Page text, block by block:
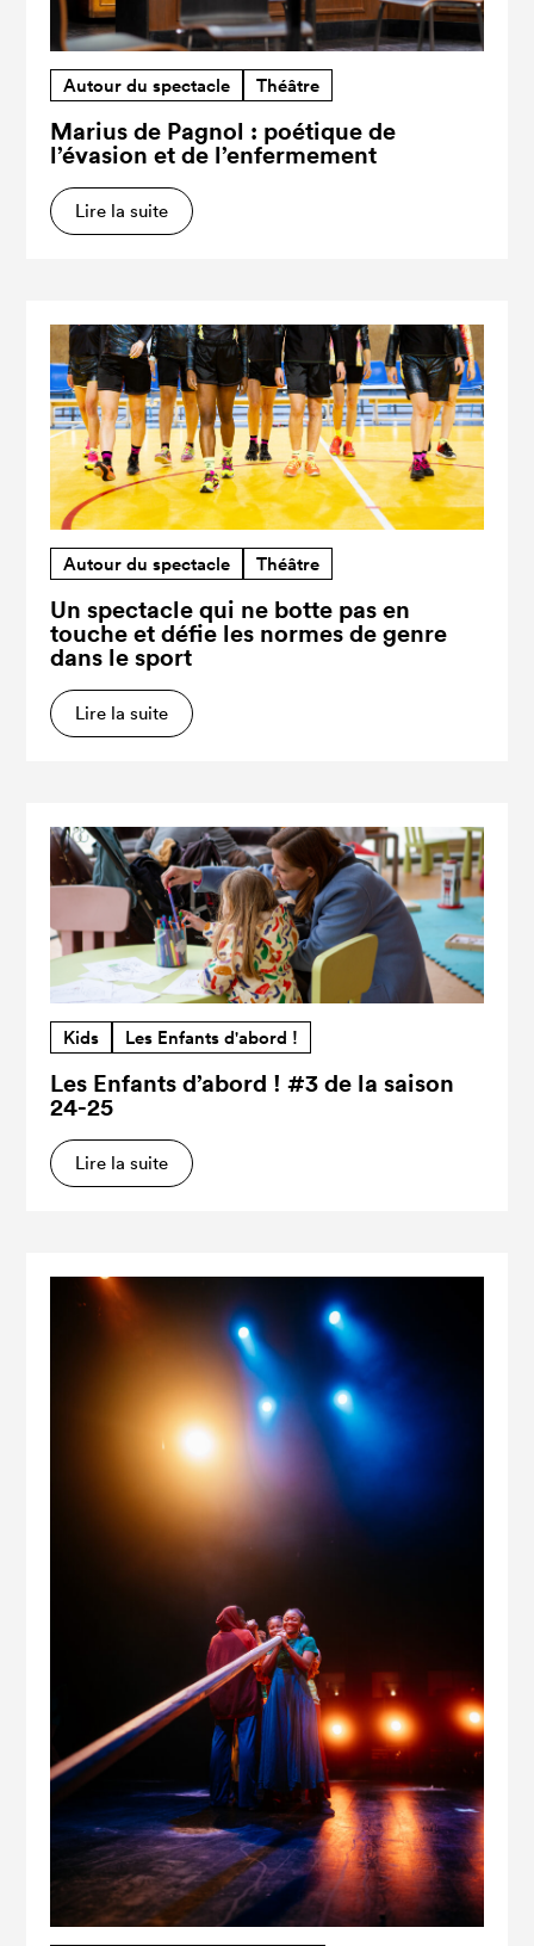
Autour du spectacle Théâtre
Marius de Pagnol : poétique de
l’évasion et de l’enfermement
Lire la suite
Autour du spectacle Théâtre
Un spectacle qui ne botte pas en
touche et défie les normes de genre
dans le sport
Lire la suite
Kids Les Enfants d'abord !
Les Enfants d’abord ! #3 de la saison
24-25
Lire la suite